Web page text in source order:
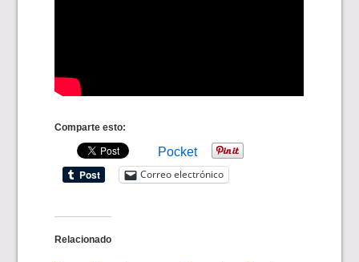
Comparte esto:
Pocket
Correo electrónico
Relacionado